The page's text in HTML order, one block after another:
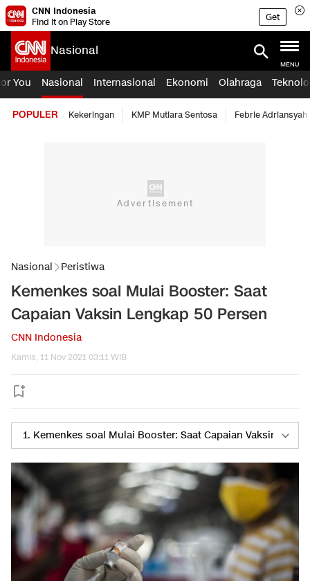
CNN Indonesia
Find it on Play Store
Get
Nasional
MENU
You Nasional Internasional Ekonomi Olahraga
POPULER Kekeringan KMP Mutiara Sentosa Febrie Adriansyah
Nasional Peristiwa
Kemenkes soal Mulai Booster: Saat
Capaian Vaksin Lengkap 50 Persen
CNN Indonesia
Kamis, 11 Nov 2021 03:11 WIB